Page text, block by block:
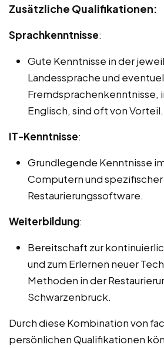
Zusätzliche Qualifikationen:
Sprachkenntnisse:
Gute Kenntnisse in der
Landessprache und
Fremdsprachenkenntnisse,
Englisch, sind oft von Vorteil.
IT-Kenntnisse:
Grundlegende Kenntnisse
Computern und spezifischer
Restaurierungssoftware.
Weiterbildung:
Bereitschaft zur
und zum Erlernen neuer
Methoden in der
Schwarzenbruck.
Durch diese Kombination von
persönlichen Qualifikationen